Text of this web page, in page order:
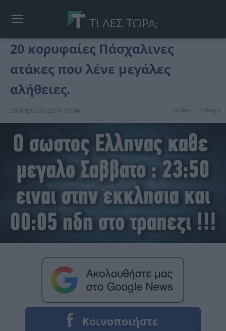
20 κορυφαίες Πάσχαλινες
ατάκες που λένε μεγάλες
αλήθειες.
30 Απριλίου 2016 11:34 ατάκες Πάσχα